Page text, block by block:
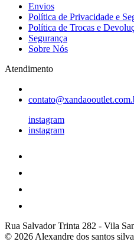
Envios
Política de Privacidade e
Política de Trocas e
Segurança
Sobre Nós
Atendimento
instagram
instagram
Rua Salvador Trinta 282 - Vila
© 2026 Alexandre dos santos